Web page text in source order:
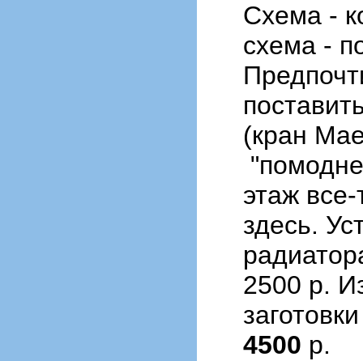
Схема -
схема -
(кран
этаж
здесь.
2500 р.
4500 р.